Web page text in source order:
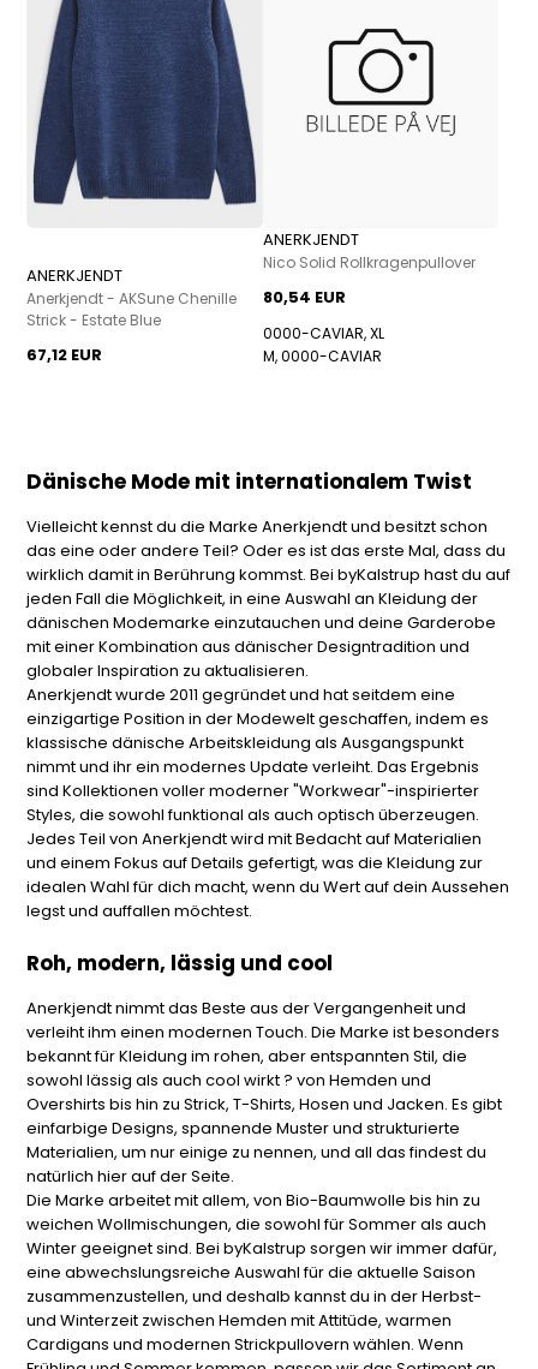
ANERKJENDT
Anerkjendt - AKSune Chenille
Strick - Estate Blue
67,12 EUR
ANERKJENDT
Nico Solid Rollkragenpullover
80,54 EUR
0000-CAVIAR, XL
M, 0000-CAVIAR
Dänische Mode mit internationalem Twist
Vielleicht kennst du die Marke Anerkjendt und besitzt schon
das eine oder andere Teil? Oder es ist das erste Mal, dass du
wirklich damit in Berührung kommst. Bei byKalstrup hast du auf
jeden Fall die Möglichkeit, in eine Auswahl an Kleidung der
dänischen Modemarke einzutauchen und deine Garderobe
mit einer Kombination aus dänischer Designtradition und
globaler Inspiration zu aktualisieren.
Anerkjendt wurde 2011 gegründet und hat seitdem eine
einzigartige Position in der Modewelt geschaffen, indem es
klassische dänische Arbeitskleidung als Ausgangspunkt
nimmt und ihr ein modernes Update verleiht. Das Ergebnis
sind Kollektionen voller moderner "Workwear"-inspirierter
Styles, die sowohl funktional als auch optisch überzeugen.
Jedes Teil von Anerkjendt wird mit Bedacht auf Materialien
und einem Fokus auf Details gefertigt, was die Kleidung zur
idealen Wahl für dich macht, wenn du Wert auf dein Aussehen
legst und auffallen möchtest.
Roh, modern, lässig und cool
Anerkjendt nimmt das Beste aus der Vergangenheit und
verleiht ihm einen modernen Touch. Die Marke ist besonders
bekannt für Kleidung im rohen, aber entspannten Stil, die
sowohl lässig als auch cool wirkt ? von Hemden und
Overshirts bis hin zu Strick, T-Shirts, Hosen und Jacken. Es gibt
einfarbige Designs, spannende Muster und strukturierte
Materialien, um nur einige zu nennen, und all das findest du
natürlich hier auf der Seite.
Die Marke arbeitet mit allem, von Bio-Baumwolle bis hin zu
weichen Wollmischungen, die sowohl für Sommer als auch
Winter geeignet sind. Bei byKalstrup sorgen wir immer dafür,
eine abwechslungsreiche Auswahl für die aktuelle Saison
zusammenzustellen, und deshalb kannst du in der Herbst-
und Winterzeit zwischen Hemden mit Attitüde, warmen
Cardigans und modernen Strickpullovern wählen. Wenn